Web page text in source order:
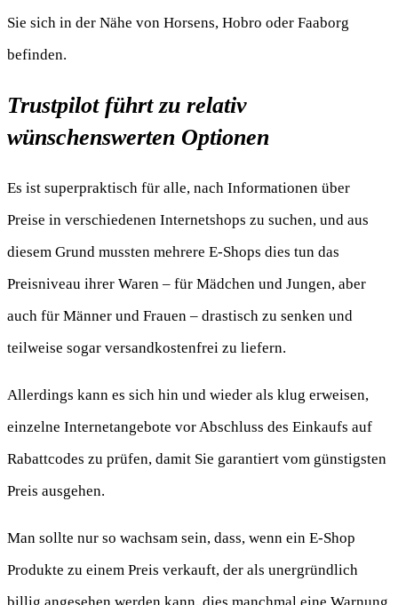
Sie sich in der Nähe von Horsens, Hobro oder Faaborg
befinden.
Trustpilot führt zu relativ
wünschenswerten Optionen
Es ist superpraktisch für alle, nach Informationen über
Preise in verschiedenen Internetshops zu suchen, und aus
diesem Grund mussten mehrere E-Shops dies tun das
Preisniveau ihrer Waren – für Mädchen und Jungen, aber
auch für Männer und Frauen – drastisch zu senken und
teilweise sogar versandkostenfrei zu liefern.
Allerdings kann es sich hin und wieder als klug erweisen,
einzelne Internetangebote vor Abschluss des Einkaufs auf
Rabattcodes zu prüfen, damit Sie garantiert vom günstigsten
Preis ausgehen.
Man sollte nur so wachsam sein, dass, wenn ein E-Shop
Produkte zu einem Preis verkauft, der als unergründlich